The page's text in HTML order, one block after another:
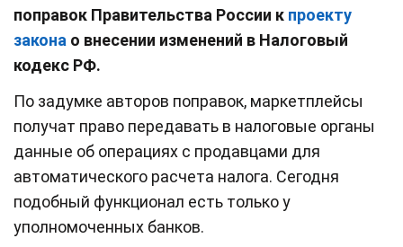
поправок Правительства России к проекту
закона о внесении изменений в Налоговый
кодекс РФ.
По задумке авторов поправок, маркетплейсы
получат право передавать в налоговые органы
данные об операциях с продавцами для
автоматического расчета налога. Сегодня
подобный функционал есть только у
уполномоченных банков.